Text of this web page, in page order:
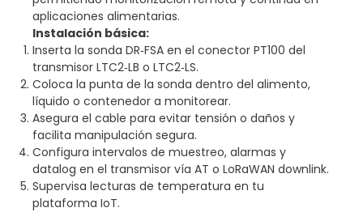
aplicaciones alimentarias.
Instalación básica:
Inserta la sonda DR‑FSA en el conector PT100 del
transmisor LTC2‑LB o LTC2‑LS.
Coloca la punta de la sonda dentro del alimento,
líquido o contenedor a monitorear.
Asegura el cable para evitar tensión o daños y
facilita manipulación segura.
Configura intervalos de muestreo, alarmas y
datalog en el transmisor vía AT o LoRaWAN downlink.
Supervisa lecturas de temperatura en tu
plataforma IoT.